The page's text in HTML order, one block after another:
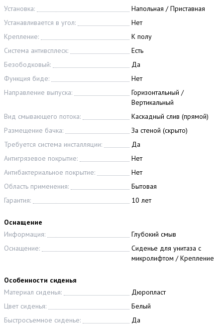
Установка:
Напольная / Приставная
Устанавливается в угол:
Нет
Крепление:
К полу
Система антивсплеск:
Есть
Безободковый:
Да
Функция биде:
Нет
Направление выпуска:
Горизонтальный /
Вертикальный
Вид смывающего потока:
Каскадный слив (прямой)
Размещение бачка:
За стеной (скрыто)
Требуется система инсталляции:
Да
Антигрязевое покрытие:
Нет
Антибактериальное покрытие:
Нет
Область применения:
Бытовая
Гарантия:
10 лет
Оснащение
Информация:
Глубокий смыв
Оснащение:
Сиденье для унитаза с
микролифтом / Крепление
Особенности сиденья
Материал сиденья:
Дюропласт
Цвет сиденья:
Белый
Быстросъемное сиденье:
Да